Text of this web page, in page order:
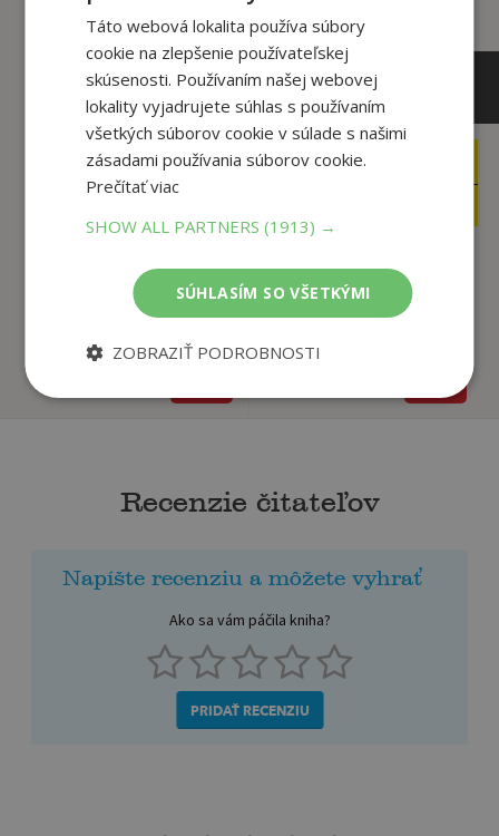
7,95€
Karlsson zo strechy
opäť špekuluje
Karlsson zo strechy
opäť lieta
Recenzie čitateľov
Napíšte recenziu a môžete vyhrať
Ako sa vám páčila kniha?
PRIDAŤ RECENZIU
Táto webová lokalita používa súbory
cookie na zlepšenie používateľskej
skúsenosti. Používaním našej webovej
lokality vyjadrujete súhlas s používaním
všetkých súborov cookie v súlade s našimi
zásadami používania súborov cookie.
Prečítať viac
SHOW ALL PARTNERS(1913) →
SÚHLASÍM SO VŠETKÝMI
ZOBRAZIŤ PODROBNOSTI